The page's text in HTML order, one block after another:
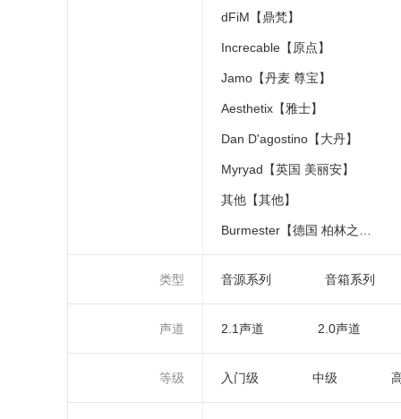
dFiM【鼎梵】
Increcable【原点】
Jamo【丹麦 尊宝】
Aesthetix【雅士】
Dan D'agostino【大丹】
Myryad【英国 美丽安】
其他【其他】
类型 音源系列 音箱系列
声道 2.1声道 2.0声道
等级 入门级 中级